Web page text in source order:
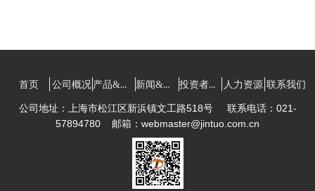
首页 公司概况 产品&技术 新闻&资讯 投资者关系 人力资源 联系我们
公司地址：上海市松江区新浜镇文工路518号 联系电话：021-
57894780 邮箱：webmaster@jintuo.com.cn